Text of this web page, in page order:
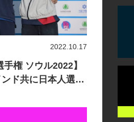
手権 ソウル2022】
ド共に日本人選手
2022.10.17